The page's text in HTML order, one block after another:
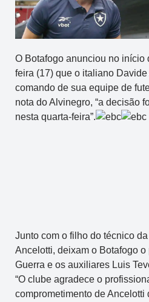
O Botafogo anunciou no início
feira (17) que o italiano
comando de sua equipe de
nota do Alvinegro, “a decisão
nesta quarta-feira”.
Junto com o filho do técnico
Ancelotti, deixam o Botafogo
Guerra e os auxiliares Luis
“O clube agradece o
comprometimento de Ancelotti